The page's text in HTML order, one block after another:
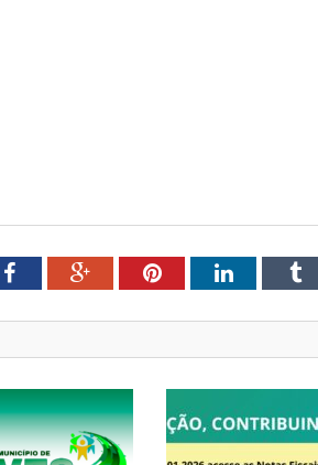
FacebookGoogle+PinterestLinkedIn